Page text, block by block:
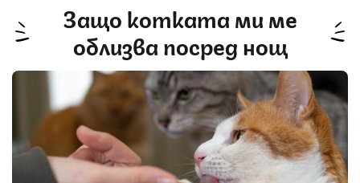
Защо котката ми ме
облизва посред нощ